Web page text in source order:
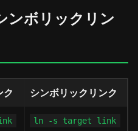
ンボリックリン
ク シンボリックリンク
ln -s target link